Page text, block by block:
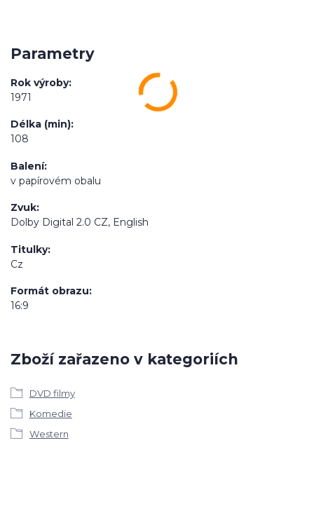
Parametry
Rok výroby
1971
Délka (min)
108
Balení
v papírovém obalu
Zvuk
Dolby Digital 2.0 CZ, English
Titulky
Cz
Formát obrazu
16:9
Zboží zařazeno v kategoriích
DVD filmy
Komedie
Western